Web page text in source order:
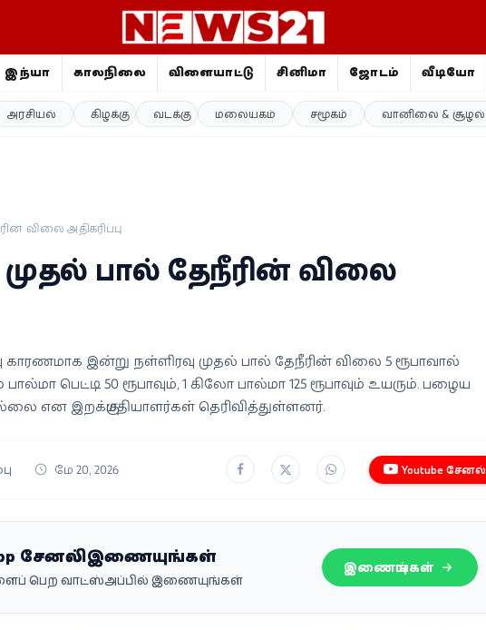
இந்தியா காலநிலை விளையாட்டு சினிமா ஜோதிடம் வீடியோ
அரசியல் கிழக்கு வடக்கு மலையகம் சமூகம் வானிலை & சூழல்
விலை அதிகரிப்பு
முதல் பால் தேநீரின் விலை
காரணமாக இன்று நள்ளிரவு முதல் பால் தேநீரின் விலை 5 ரூபாவால்
பால்மா பெட்டி 50 ரூபாவும், 1 கிலோ பால்மா 125 ரூபாவும் உயரும். பழைய
என இறக்குமதியாளர்கள் தெரிவித்துள்ளனர்.
மே 20, 2026 Youtube சேனல்
சேனலில் இணையுங்கள்
பெற வாட்ஸ்அப்பில் இணையுங்கள்
இணையுங்கள்